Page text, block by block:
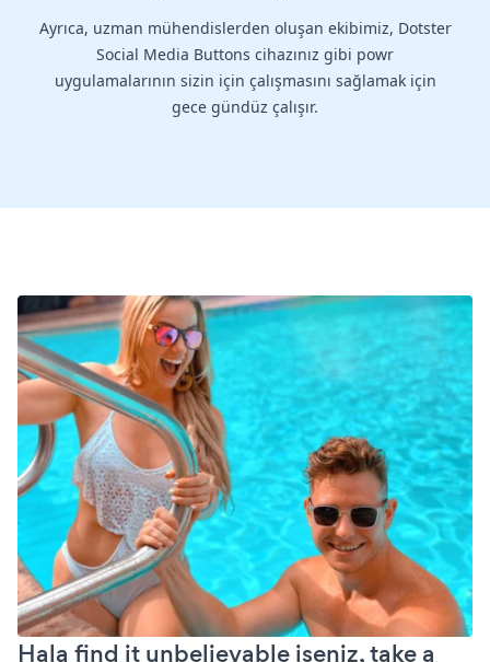
Ayrıca, uzman mühendislerden oluşan ekibimiz, Dotster
Social Media Buttons cihazınız gibi powr
uygulamalarının sizin için çalışmasını sağlamak için
gece gündüz çalışır.
Hala find it unbelievable iseniz, take a